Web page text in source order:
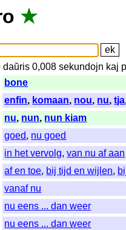
★
daŭris 0,008sekundojn kaj
bone
enfin, komaan, nou, nu,tja
nu, nun, nun kiam
goed, nu goed
in het vervolg,van nu af aan
af en toe, bij tijd en wijlen,
vanaf nu
nu eens ... dan weer
nu eens ... dan weer